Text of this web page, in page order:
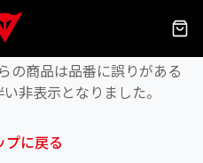
りません
の商品は品番に誤りがある
非表示となりました。
に戻る